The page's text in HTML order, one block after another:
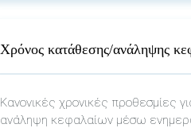
Χρόνος κατάθεσης/ανάληψης
Κανονικές χρονικές προθεσμίες
ανάληψη κεφαλαίων μέσω